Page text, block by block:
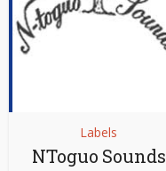
Labels
NToguo Sounds